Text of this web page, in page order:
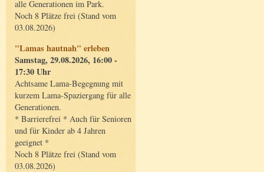
alle Generationen im Park.
Noch 8 Plätze frei (Stand vom
03.08.2026)
"Lamas hautnah" erleben
Samstag, 29.08.2026, 16:00 -
17:30 Uhr
Achtsame Lama-Begegnung mit
kurzem Lama-Spaziergang für alle
Generationen.
* Barrierefrei * Auch für Senioren
und für Kinder ab 4 Jahren
geeignet *
Noch 8 Plätze frei (Stand vom
03.08.2026)